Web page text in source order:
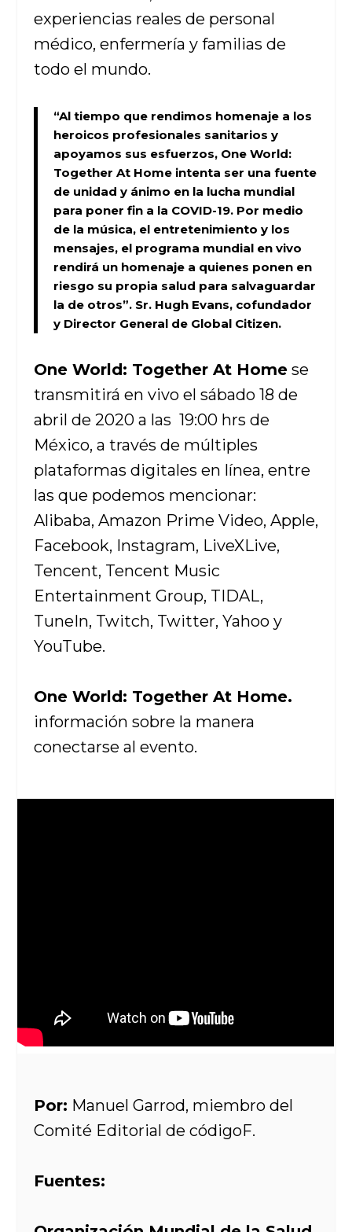
experiencias reales de personal
médico, enfermería y familias de
todo el mundo.
“Al tiempo que rendimos homenaje a los
heroicos profesionales sanitarios y
apoyamos sus esfuerzos,One World:
Together At Homeintenta ser una fuente
de unidad y ánimo en la lucha mundial
para poner fin a la COVID-19. Por medio
de la música, el entretenimiento y los
mensajes, el programa mundial en vivo
rendirá un homenaje a quienes ponen en
riesgo su propia salud para salvaguardar
la de otros”.Sr. Hugh Evans,cofundador
y Director General de Global Citizen.
One World: Together At Homese
transmitirá en vivo el sábado 18 de
abril de 2020 a las 19:00 hrs de
México, a través de múltiples
plataformas digitales en línea, entre
las que podemos mencionar:
Alibaba, Amazon Prime Video, Apple,
Facebook, Instagram, LiveXLive,
Tencent, Tencent Music
Entertainment Group, TIDAL,
TuneIn, Twitch, Twitter, Yahoo y
YouTube.
One World: Together At Home.
información sobre la manera
conectarse al evento.
Por: Manuel Garrod, miembro del
Comité Editorial de códigoF.
Fuentes: